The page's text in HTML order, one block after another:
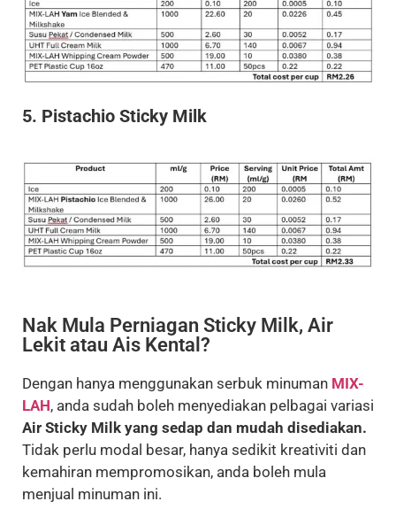
5. Pistachio Sticky Milk
Nak Mula Perniagan Sticky Milk, Air
Lekit atau Ais Kental?
Dengan hanya menggunakan serbuk minuman MIX-
LAH, anda sudah boleh menyediakan pelbagai variasi
Air Sticky Milk yang sedap dan mudah disediakan.
Tidak perlu modal besar, hanya sedikit kreativiti dan
kemahiran mempromosikan, anda boleh mula
menjual minuman ini.